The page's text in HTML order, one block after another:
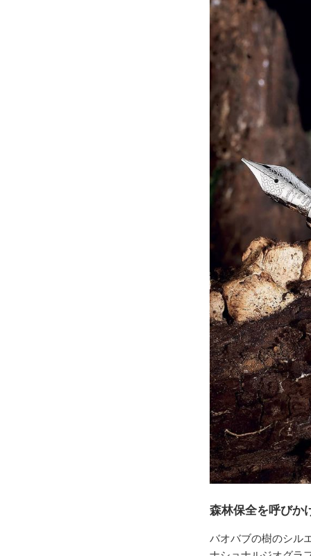
森林保全を呼びか
バオバブの樹のシル